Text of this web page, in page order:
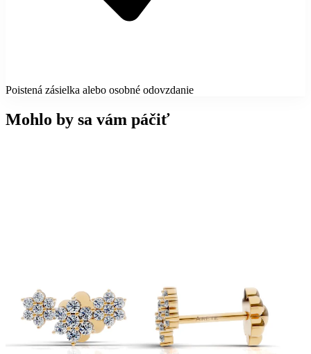
Poistená zásielka alebo osobné odovzdanie
Mohlo by sa vám páčiť